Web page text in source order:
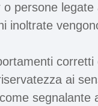
persone legate
inoltrate
ai
segnalante